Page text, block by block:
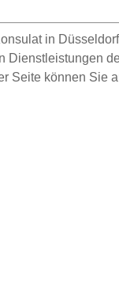
in
Dienstleistungen
Seite können Sie